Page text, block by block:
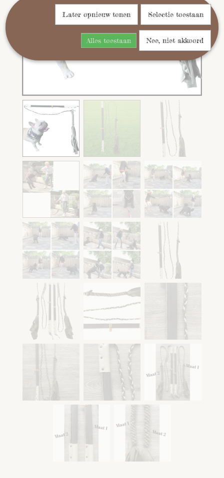
Later opnieuw tonen Selectie toestaan
Alles toestaan Nee, niet akkoord